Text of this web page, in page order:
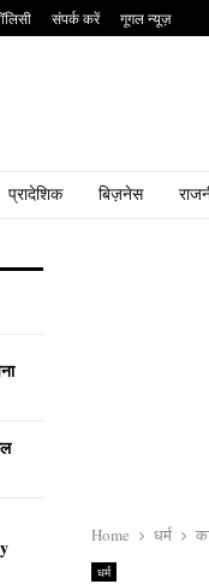
संपर्क करें गूगल न्यूज़
प्रादेशिक बिज़नेस
Home धर्म
धर्म